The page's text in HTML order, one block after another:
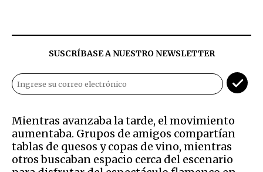
SUSCRÍBASE A NUESTRO NEWSLETTER
Mientras avanzaba la tarde, el movimiento
aumentaba. Grupos de amigos compartían
tablas de quesos y copas de vino, mientras
otros buscaban espacio cerca del escenario